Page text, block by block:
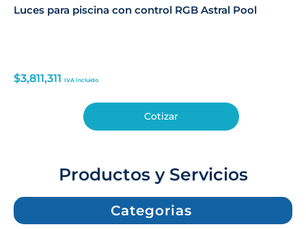
Luces para piscina con control RGB Astral Pool
$3,811,311 IVA Incluido
Cotizar
Productos y Servicios
Categorias